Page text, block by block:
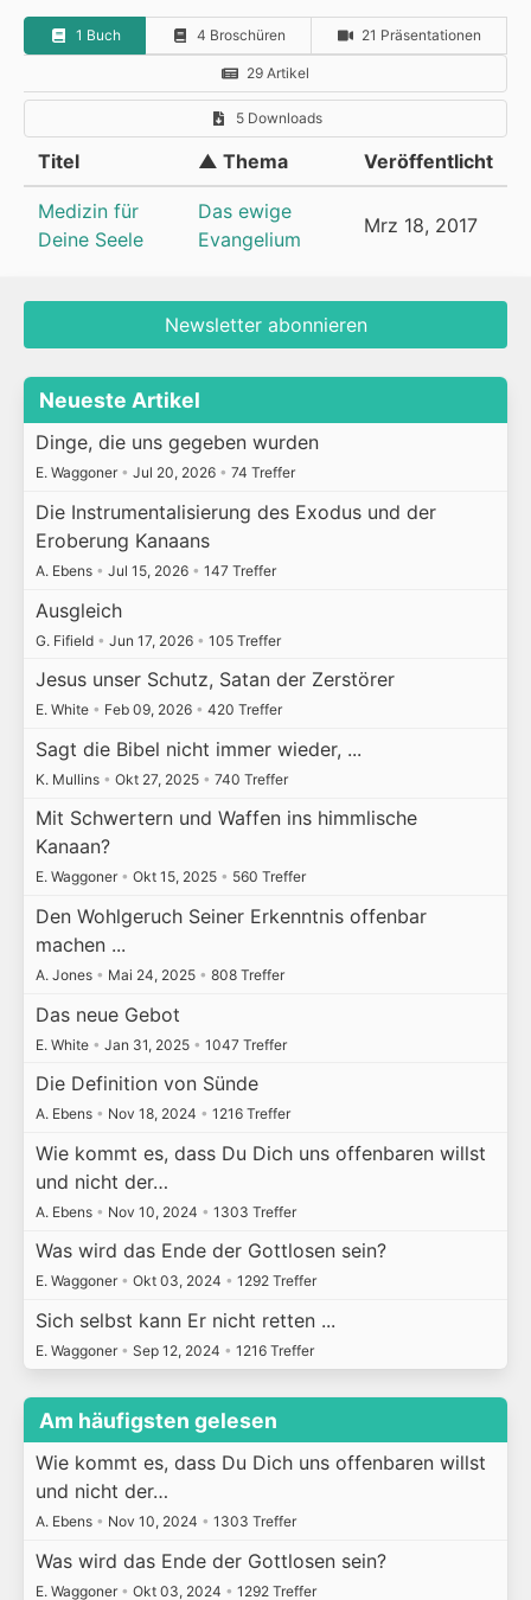
1 Buch 4 Broschüren 21 Präsentationen
29 Artikel
5 Downloads
Titel ▲ Thema Veröffentlicht
Medizin für
Deine Seele
Das ewige
Evangelium
Mrz 18, 2017
Newsletter abonnieren
Neueste Artikel
Dinge, die uns gegeben wurden
E. Waggoner • Jul 20, 2026 • 74 Treffer
Die Instrumentalisierung des Exodus und der
Eroberung Kanaans
A. Ebens • Jul 15, 2026 • 147 Treffer
Ausgleich
G. Fifield • Jun 17, 2026 • 105 Treffer
Jesus unser Schutz, Satan der Zerstörer
E. White • Feb 09, 2026 • 420 Treffer
Sagt die Bibel nicht immer wieder, ...
K. Mullins • Okt 27, 2025 • 740 Treffer
Mit Schwertern und Waffen ins himmlische
Kanaan?
E. Waggoner • Okt 15, 2025 • 560 Treffer
Den Wohlgeruch Seiner Erkenntnis offenbar
machen ...
A. Jones • Mai 24, 2025 • 808 Treffer
Das neue Gebot
E. White • Jan 31, 2025 • 1047 Treffer
Die Definition von Sünde
A. Ebens • Nov 18, 2024 • 1216 Treffer
Wie kommt es, dass Du Dich uns offenbaren willst
und nicht der…
A. Ebens • Nov 10, 2024 • 1303 Treffer
Was wird das Ende der Gottlosen sein?
E. Waggoner • Okt 03, 2024 • 1292 Treffer
Sich selbst kann Er nicht retten ...
E. Waggoner • Sep 12, 2024 • 1216 Treffer
Am häufigsten gelesen
Wie kommt es, dass Du Dich uns offenbaren willst
und nicht der…
A. Ebens • Nov 10, 2024 • 1303 Treffer
Was wird das Ende der Gottlosen sein?
E. Waggoner • Okt 03, 2024 • 1292 Treffer